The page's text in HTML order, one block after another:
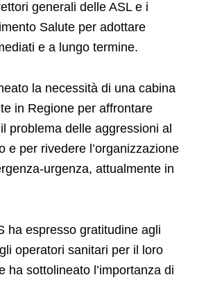
generali delle ASL e i
Salute per adottare
e a lungo termine.
la necessità di una cabina
in Regione per affrontare
problema delle aggressioni al
e per rivedere l’organizzazione
urgenza, attualmente in
ha espresso gratitudine agli
operatori sanitari per il loro
ha sottolineato l’importanza di